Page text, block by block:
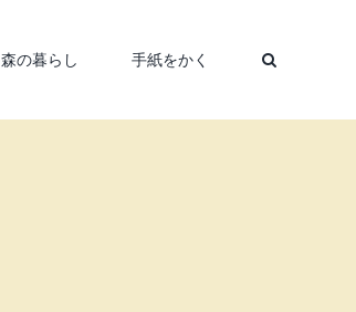
森の暮らし 手紙をかく